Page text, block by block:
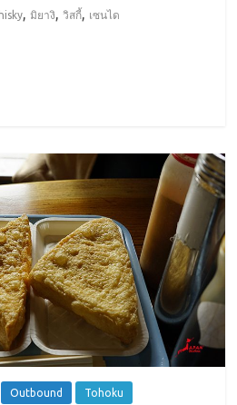
,มิยางิ,วิสกี้, เซนได
Outbound Tohoku